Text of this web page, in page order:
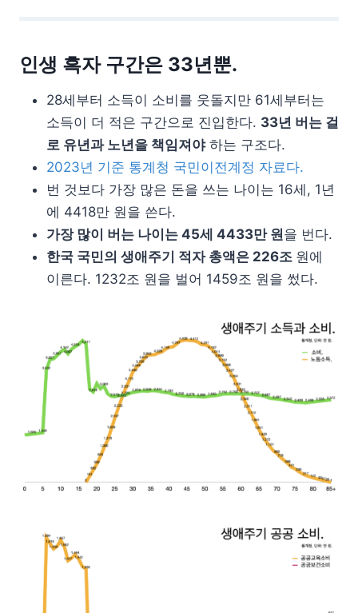
인생 흑자 구간은 33년뿐.
28세부터 소득이 소비를 웃돌지만 61세부터는
소득이 더 적은 구간으로 진입한다. 33년 버는 걸
로 유년과 노년을 책임져야하는 구조다.
2023년 기준 통계청 국민이전계정 자료다.
번 것보다 가장 많은 돈을 쓰는 나이는 16세, 1년
에 4418만 원을 쓴다.
가장 많이 버는 나이는 45세 4433만 원을 번다.
한국 국민의 생애주기 적자 총액은 226조 원에
이른다. 1232조 원을 벌어 1459조 원을 썼다.